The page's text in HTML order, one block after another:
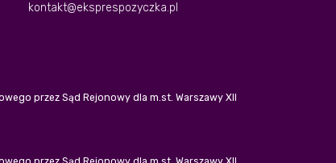
kontakt@eksprespozyczka.pl
przez Sąd Rejonowy dla m.st. Warszawy XII